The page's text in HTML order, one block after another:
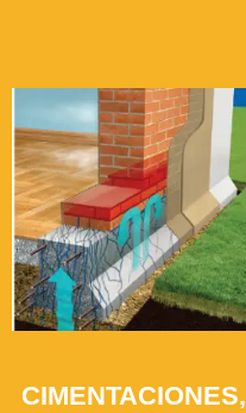
CIMENTACIONES,